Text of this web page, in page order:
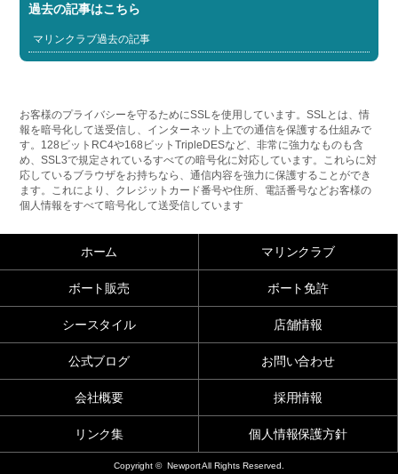
過去の記事はこちら
マリンクラブ過去の記事
お客様のプライバシーを守るためにSSLを使用しています。SSLとは、情
報を暗号化して送受信し、インターネット上での通信を保護する仕組みで
す。128ビットRC4や168ビットTripleDESなど、非常に強力なものも含
め、SSL3で規定されているすべての暗号化に対応しています。これらに対
応しているブラウザをお持ちなら、通信内容を強力に保護することができ
ます。これにより、クレジットカード番号や住所、電話番号などお客様の
個人情報をすべて暗号化して送受信しています
ホーム マリンクラブ
ボート販売 ボート免許
シースタイル 店舗情報
公式ブログ お問い合わせ
会社概要 採用情報
リンク集 個人情報保護方針
Copyright © Newport All Rights Reserved.